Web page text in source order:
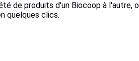
de produits d'un Biocoop à l'autre,
quelques clics.